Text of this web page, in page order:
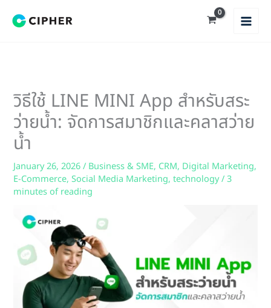
วิธีใช้ LINE MINI App สำหรับสระ
ว่ายน้ำ: จัดการสมาชิกและคลาสว่าย
น้ำ
January 26, 2026/ Business & SME, CRM, Digital Marketing,
E-Commerce,Social Media Marketing,technology/3
minutes of reading